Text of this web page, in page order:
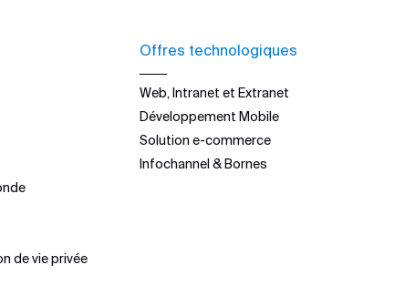
de vie privée
Offres technologiques
Web, Intranet et Extranet
Développement Mobile
Solution e-commerce
Infochannel & Bornes